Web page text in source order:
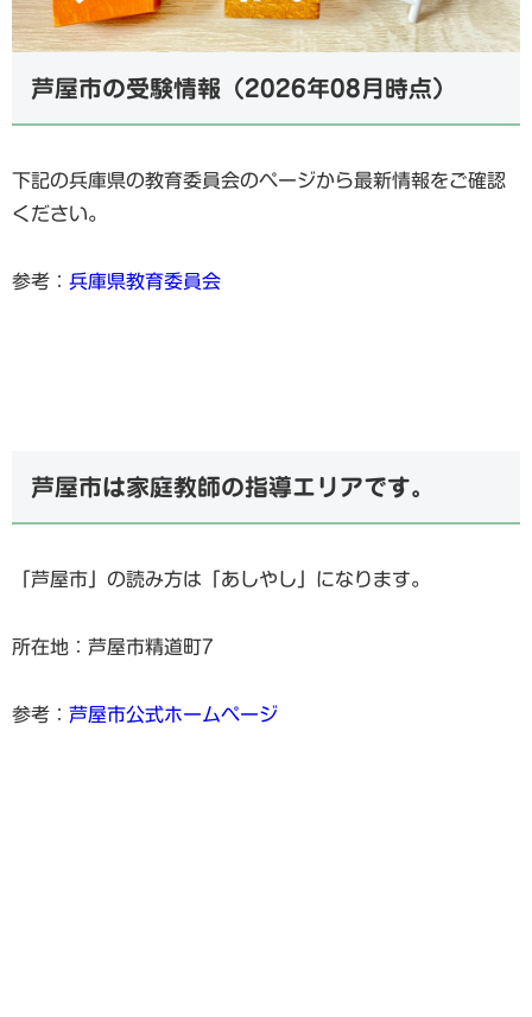
芦屋市の受験情報（2026年08月時点）
下記の兵庫県の教育委員会のページから最新情報をご確認
ください。
参考： 兵庫県教育委員会
芦屋市は家庭教師の指導エリアです。
「芦屋市」の読み方は「あしやし」になります。
所在地：芦屋市精道町7
参考： 芦屋市公式ホームページ